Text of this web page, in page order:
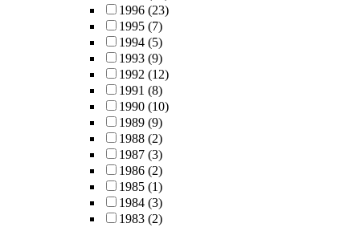
1996 (23)
1995 (7)
1994 (5)
1993 (9)
1992 (12)
1991 (8)
1990 (10)
1989 (9)
1988 (2)
1987 (3)
1986 (2)
1985 (1)
1984 (3)
1983 (2)